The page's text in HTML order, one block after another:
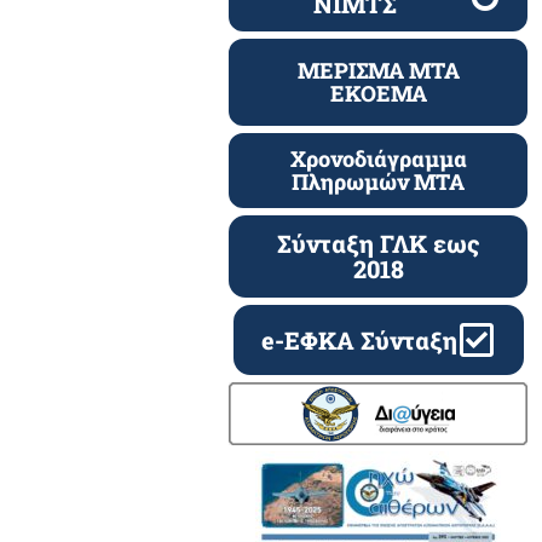
ΜΕΡΙΣΜΑ ΜΤΑ
ΕΚΟΕΜΑ
Χρονοδιάγραμμα
Πληρωμών ΜΤΑ
Σύνταξη ΓΛΚ εως
2018
e-ΕΦΚΑ Σύνταξη